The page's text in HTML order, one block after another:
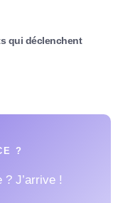
qui déclenchent
?
J’arrive !